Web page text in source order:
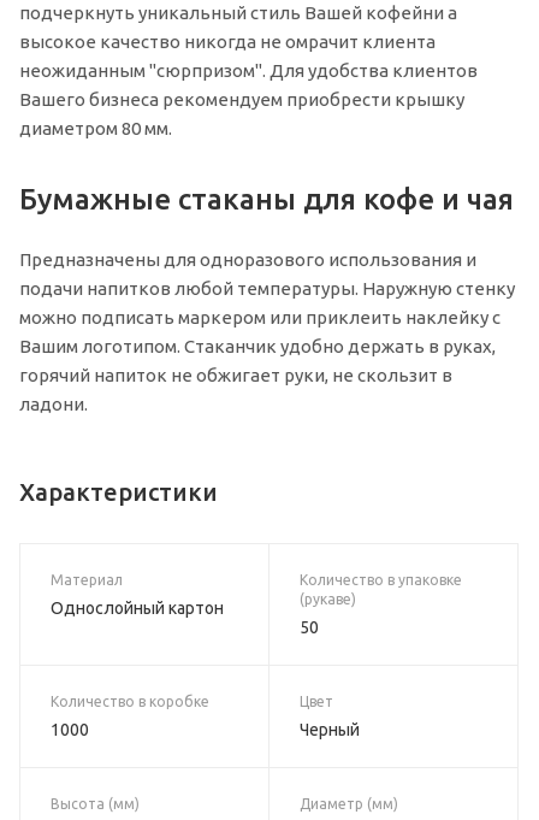
подчеркнуть уникальный стиль Вашей кофейни а
высокое качество никогда не омрачит клиента
неожиданным "сюрпризом". Для удобства клиентов
Вашего бизнеса рекомендуем приобрести крышку
диаметром 80 мм.
Бумажные стаканы для кофе и чая
Предназначены для одноразового использования и
подачи напитков любой температуры. Наружную стенку
можно подписать маркером или приклеить наклейку с
Вашим логотипом. Стаканчик удобно держать в руках,
горячий напиток не обжигает руки, не скользит в
ладони.
Характеристики
Материал
Однослойный картон
Количество в упаковке
(рукаве)
50
Количество в коробке
1000
Цвет
Черный
Высота (мм) Диаметр (мм)